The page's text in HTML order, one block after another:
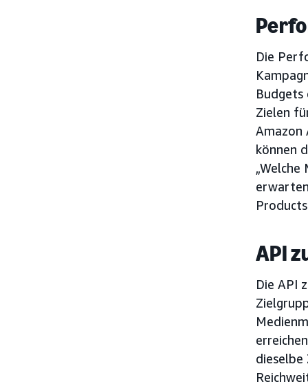
Die
Budgets
Zielen
Amazon
können
API
Die API
dieselbe